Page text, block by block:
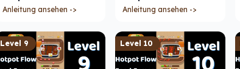
Anleitung ansehen -> Anleitung ansehen ->
Level 9 Level 10